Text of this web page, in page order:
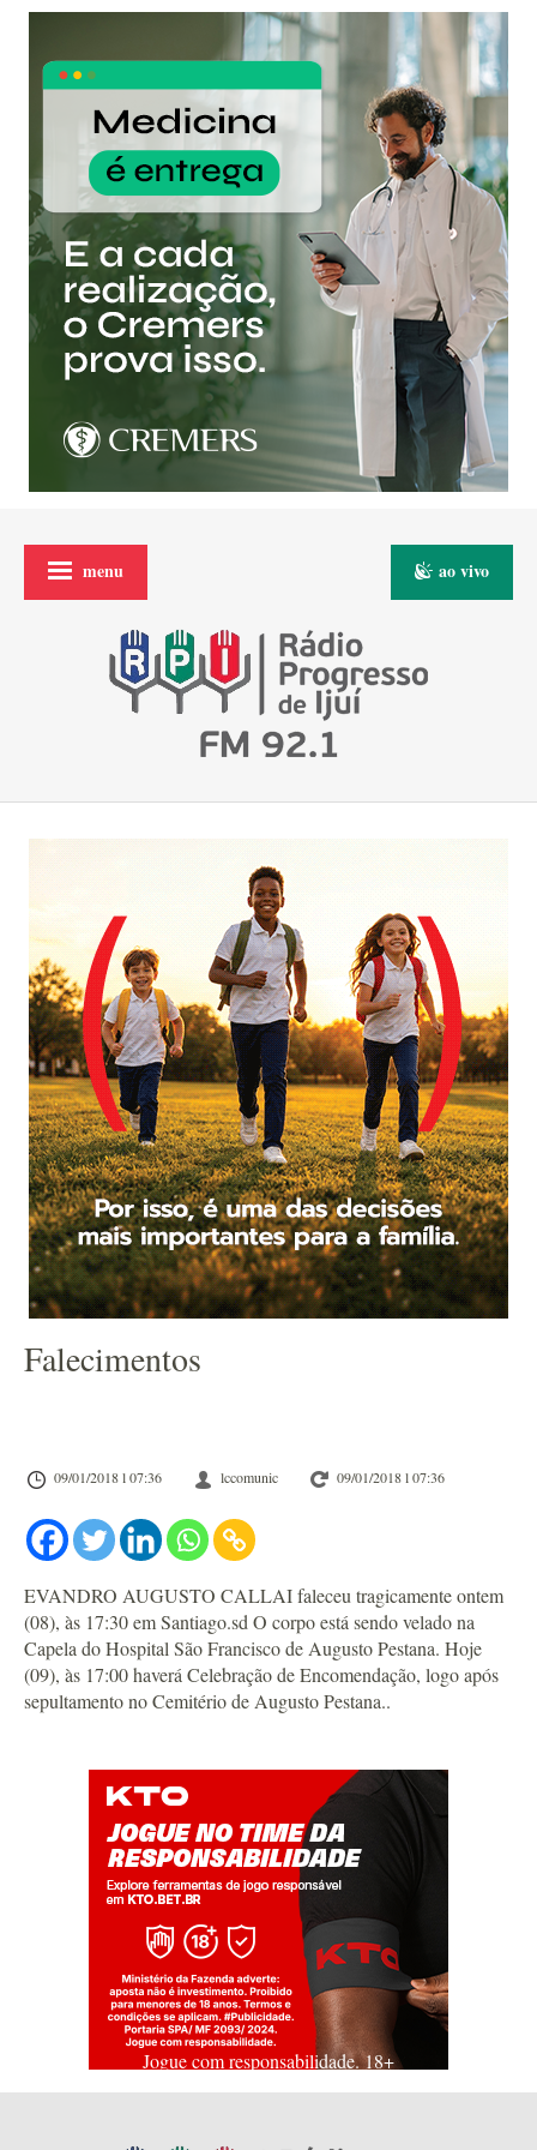
menu ao vivo
Falecimentos
09/01/2018 l 07:36 lccomunic 09/01/2018 l 07:36
EVANDRO AUGUSTO CALLAI faleceu tragicamente ontem
(08), às 17:30 em Santiago.sd O corpo está sendo velado na
Capela do Hospital São Francisco de Augusto Pestana. Hoje
(09), às 17:00 haverá Celebração de Encomendação, logo após
sepultamento no Cemitério de Augusto Pestana..
Jogue com responsabilidade. 18+